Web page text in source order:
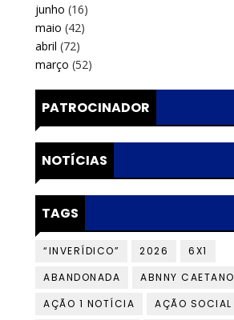
junho (16)
maio (42)
abril (72)
março (52)
PATROCINADOR
NOTÍCIAS
TAGS
“INVERÍDICO” 2026
6X1
ABANDONADA
ABNNY CAETANO
AÇÃO 1 NOTÍCIA
AÇÃO SOCIAL